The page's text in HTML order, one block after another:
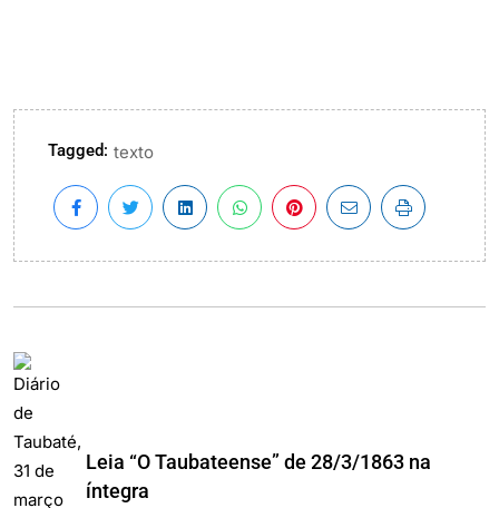
Tagged: texto
Leia “O Taubateense” de 28/3/1863 na
íntegra